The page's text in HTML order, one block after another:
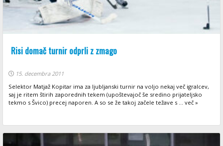
Risi domač turnir odprli z zmago
15. decembra 2011
Selektor Matjaž Kopitar ima za ljubljanski turnir na voljo nekaj več igralcev,
saj je ritem štirih zaporednih tekem (upoštevajoč še sredino prijateljsko
tekmo s Švico) precej naporen. A so se že takoj začele težave s ... več »